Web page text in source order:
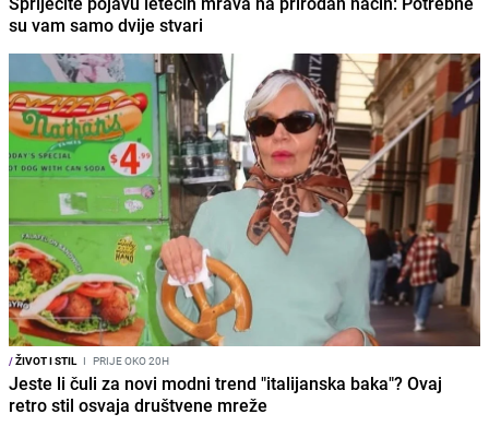
su vam samo dvije stvari
/ŽIVOT I STIL I PRIJE OKO 20H
Jeste li čuli za novi modni trend "italijanska baka"? Ovaj
retro stil osvaja društvene mreže